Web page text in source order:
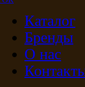
Каталог
Бренды
О нас